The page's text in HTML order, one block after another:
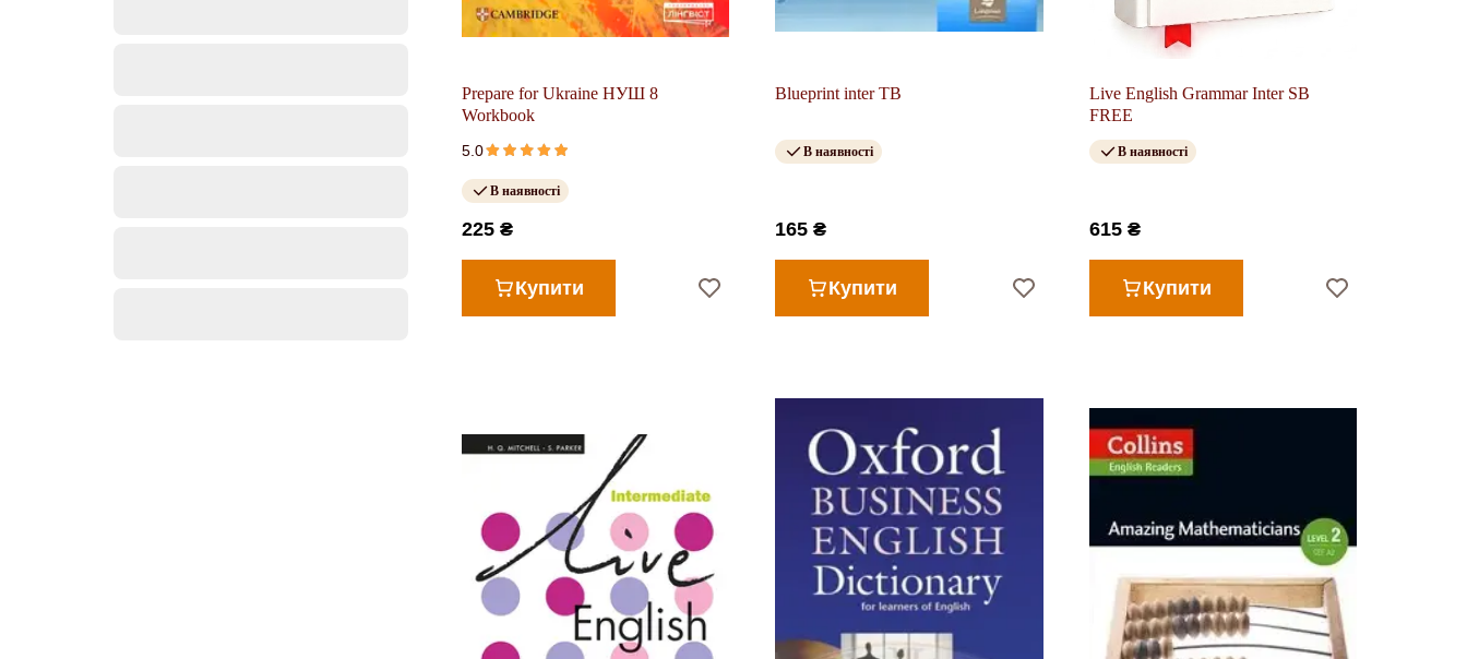
Prepare for Ukraine НУШ 8
Workbook
5.0
В наявності
225 ₴
Купити
Blueprint inter TB
В наявності
165 ₴
Купити
Live English Grammar Inter SB
FREE
В наявності
615 ₴
Купити